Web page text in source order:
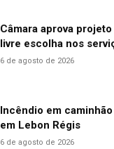
Câmara aprova
livre escolha nos
6 de agosto de 2026
Incêndio em
em Lebon Régis
6 de agosto de 2026